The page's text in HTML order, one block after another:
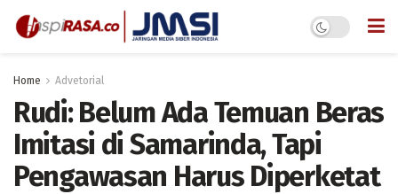
Home Advetorial
Rudi: Belum Ada Temuan Beras
Imitasi di Samarinda, Tapi
Pengawasan Harus Diperketat